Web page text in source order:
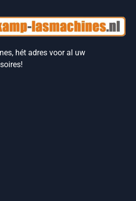
hét adres voor al uw